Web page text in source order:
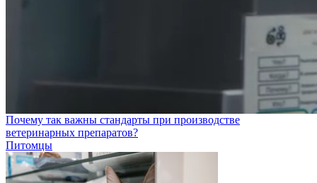
Почему так важны стандарты при производстве
ветеринарных препаратов?
Питомцы